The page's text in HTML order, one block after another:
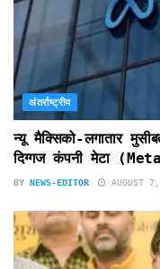
अंतर्राष्ट्रीय
न्यू मैक्सिको-लगातार
दिग्गज कंपनी मेटा
BY NEWS-EDITOR AUGUST